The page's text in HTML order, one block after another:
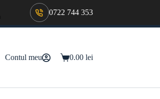
0722 744 353
Contul meu
Coș0.00 lei